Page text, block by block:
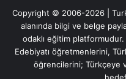
Copyright © 2006-2026 |
alanında bilgi ve belge
odaklı eğitim
Edebiyatı öğretmenlerini,
öğrencilerini; Türkçeye